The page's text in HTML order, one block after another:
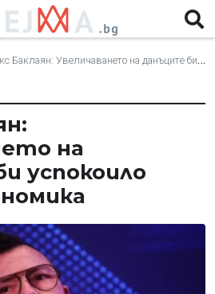
Увеличаването на данъците би успокоило цялата икономика
на
успокоило